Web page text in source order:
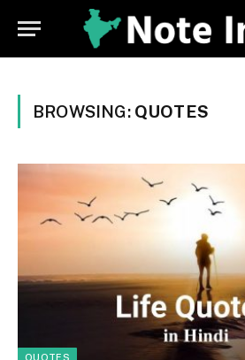
BROWSING: QUOTES
QUOTES